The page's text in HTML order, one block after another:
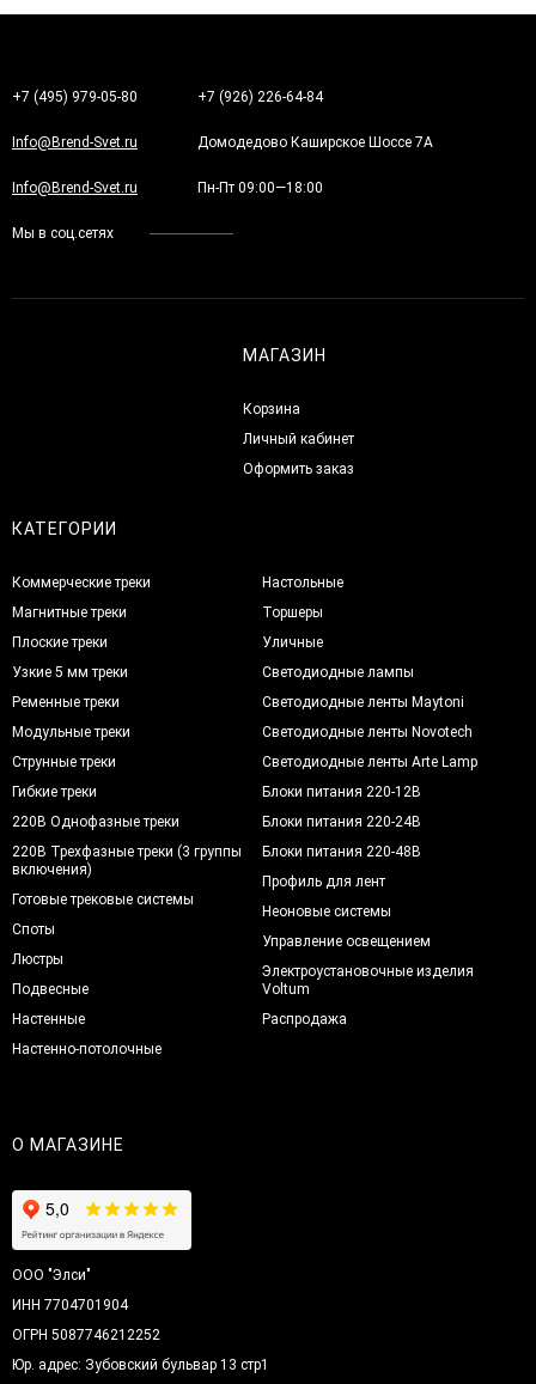
+7 (495) 979-05-80 +7 (926) 226-64-84
Info@Brend-Svet.ru Домодедово Каширское Шоссе 7А
Info@Brend-Svet.ru Пн-Пт 09:00—18:00
Мы в соц.сетях
МАГАЗИН
Корзина
Личный кабинет
Оформить заказ
КАТЕГОРИИ
Коммерческие треки
Магнитные треки
Плоские треки
Узкие 5 мм треки
Ременные треки
Модульные треки
Струнные треки
Гибкие треки
220В Однофазные треки
220В Трехфазные треки (3 группы
включения)
Готовые трековые системы
Споты
Люстры
Подвесные
Настенные
Настенно-потолочные
Настольные
Торшеры
Уличные
Светодиодные лампы
Светодиодные ленты Maytoni
Светодиодные ленты Novotech
Светодиодные ленты Arte Lamp
Блоки питания 220-12В
Блоки питания 220-24В
Блоки питания 220-48В
Профиль для лент
Неоновые системы
Управление освещением
Электроустановочные изделия
Voltum
Распродажа
О МАГАЗИНЕ
ООО "Элси"
ИНН 7704701904
ОГРН 5087746212252
Юр. адрес: Зубовский бульвар 13 стр1